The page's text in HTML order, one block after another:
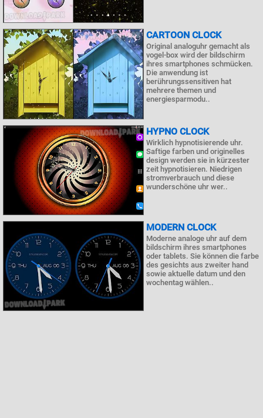
CARTOON CLOCK
Original analoguhr gemacht als
vogel-box wird der bildschirm
ihres smartphones schmücken.
Die anwendung ist
berührungssensitiven hat
mehrere themen und
energiesparmodu..
HYPNO CLOCK
Wirklich hypnotisierende uhr.
Saftige farben und originelles
design werden sie in kürzester
zeit hypnotisieren. Niedrigen
stromverbrauch und diese
wunderschöne uhr wer..
MODERN CLOCK
Moderne analoge uhr auf dem
bildschirm ihres smartphones
oder tablets. Sie können die farbe
des gesichts aus zweiter hand
sowie aktuelle datum und den
wochentag wählen..